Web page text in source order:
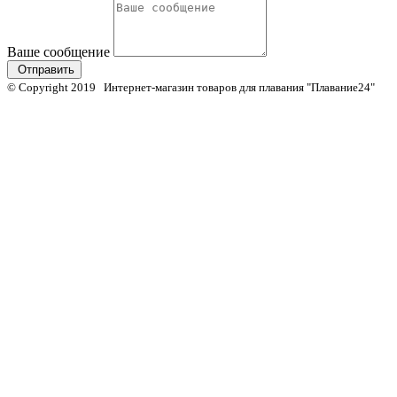
Ваше сообщение
Отправить
© Copyright 2019 Интернет-магазин товаров для плавания "Плавание24"